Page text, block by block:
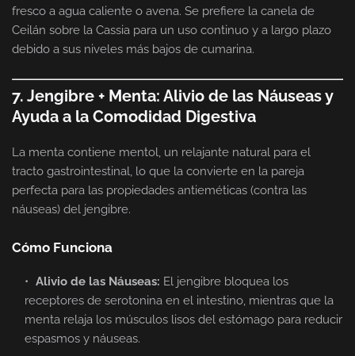
fresco a agua caliente o avena. Se prefiere la canela de
Ceilán sobre la Cassia para un uso continuo y a largo plazo
debido a sus niveles más bajos de cumarina.
7. Jengibre + Menta: Alivio de las Náuseas y
Ayuda a la Comodidad Digestiva
La menta contiene mentol, un relajante natural para el
tracto gastrointestinal, lo que la convierte en la pareja
perfecta para las propiedades antieméticas (contra las
náuseas) del jengibre.
Cómo Funciona
Alivio de las Náuseas: El jengibre bloquea los
receptores de serotonina en el intestino, mientras que la
menta relaja los músculos lisos del estómago para reducir
espasmos y náuseas.